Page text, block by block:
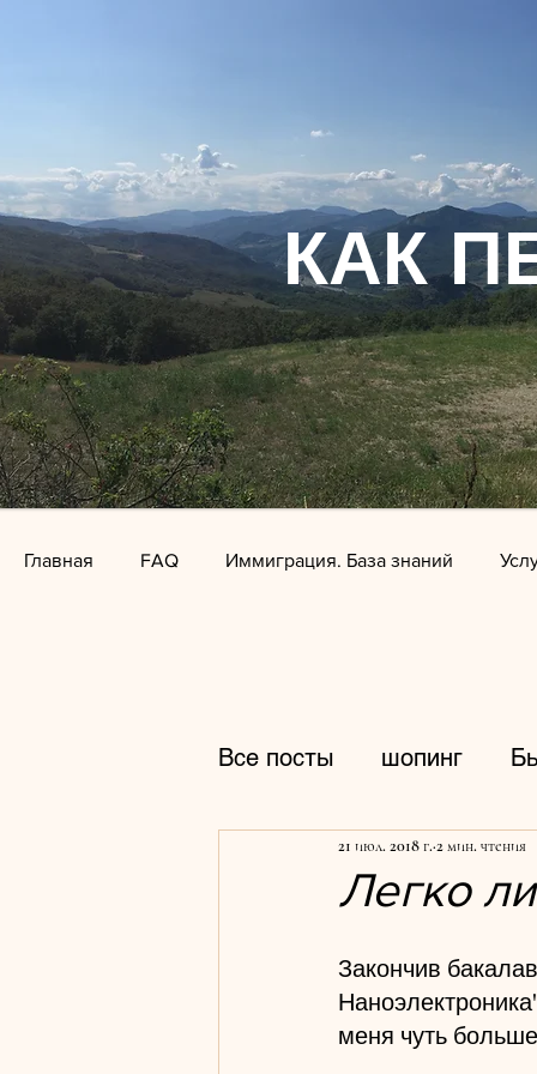
КАК
Все посты шопинг
распродажи
кулинария школы
Легко
21 июл. 2018 г. 2 мин. чтения
Закончив
меня чуть
Главная FAQ Иммиграция. База знаний